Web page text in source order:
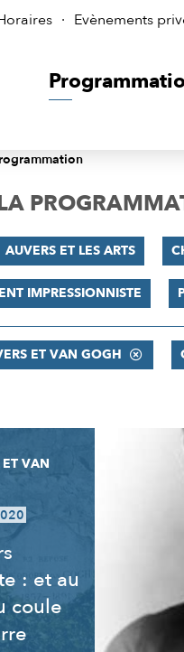
Evènements
AUVERS ET LES ARTS
IMPRESSIONNISTE
ET VAN GOGH
VAN
: et au
coule